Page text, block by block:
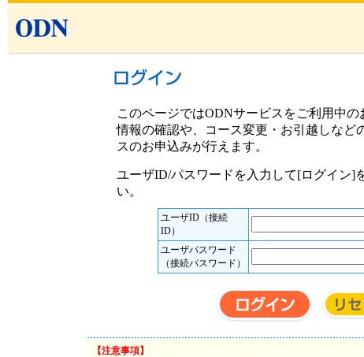
このページではODNサービスをご利用中
情報の確認や、コース変更・お引越しなど
スのお申込みが行えます。
ユーザID/パスワードを入力して[ログイン]
い。
ユーザID（接続
ID）
ユーザパスワード
（接続パスワード）
【注意事項】